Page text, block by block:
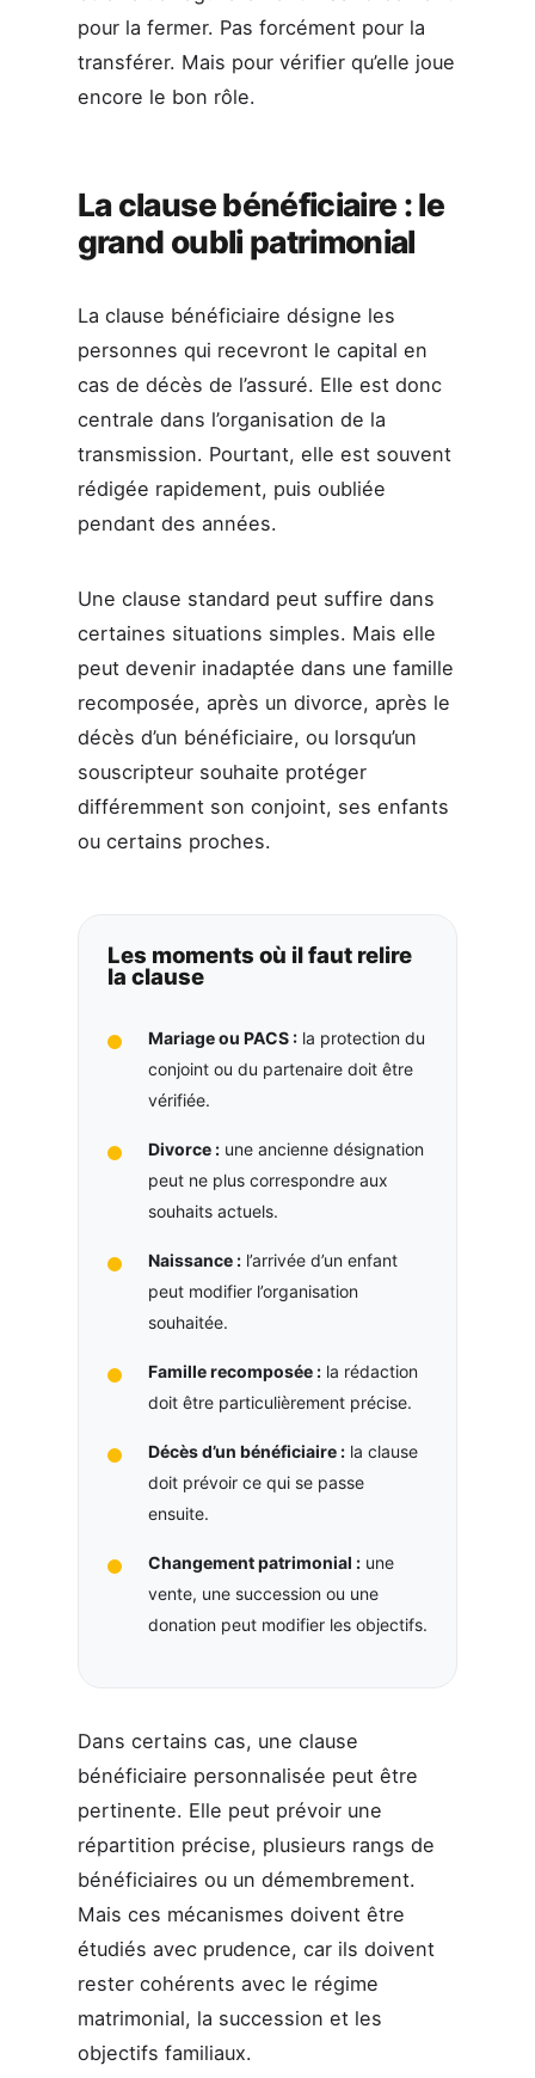
pour la fermer. Pas forcément pour la
transférer. Mais pour vérifier qu’elle joue
encore le bon rôle.
La clause bénéficiaire : le
grand oubli patrimonial
La clause bénéficiaire désigne les
personnes qui recevront le capital en
cas de décès de l’assuré. Elle est donc
centrale dans l’organisation de la
transmission. Pourtant, elle est souvent
rédigée rapidement, puis oubliée
pendant des années.
Une clause standard peut suffire dans
certaines situations simples. Mais elle
peut devenir inadaptée dans une famille
recomposée, après un divorce, après le
décès d’un bénéficiaire, ou lorsqu’un
souscripteur souhaite protéger
différemment son conjoint, ses enfants
ou certains proches.
Les moments où il faut relire
la clause
Mariage ou PACS :la protection du
conjoint ou du partenaire doit être
vérifiée.
Divorce :une ancienne désignation
peut ne plus correspondre aux
souhaits actuels.
Naissance :l’arrivée d’un enfant
peut modifier l’organisation
souhaitée.
Famille recomposée :la rédaction
doit être particulièrement précise.
Décès d’un bénéficiaire :la clause
doit prévoir ce qui se passe
ensuite.
Changement patrimonial :une
vente, une succession ou une
donation peut modifier les objectifs.
Dans certains cas, une clause
bénéficiaire personnalisée peut être
pertinente. Elle peut prévoir une
répartition précise, plusieurs rangs de
bénéficiaires ou un démembrement.
Mais ces mécanismes doivent être
étudiés avec prudence, car ils doivent
rester cohérents avec le régime
matrimonial, la succession et les
objectifs familiaux.